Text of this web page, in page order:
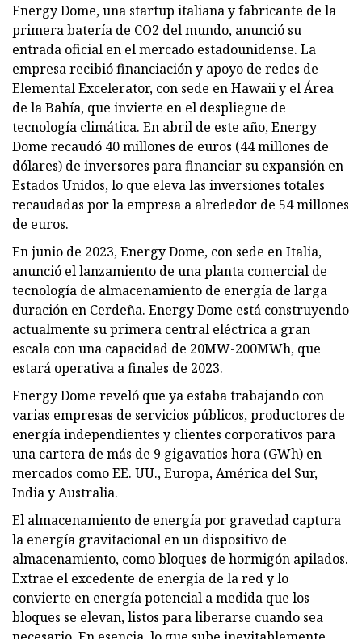
Energy Dome, una startup italiana y fabricante de la
primera batería de CO2 del mundo, anunció su
entrada oficial en el mercado estadounidense. La
empresa recibió financiación y apoyo de redes de
Elemental Excelerator, con sede en Hawaii y el Área
de la Bahía, que invierte en el despliegue de
tecnología climática. En abril de este año, Energy
Dome recaudó 40 millones de euros (44 millones de
dólares) de inversores para financiar su expansión en
Estados Unidos, lo que eleva las inversiones totales
recaudadas por la empresa a alrededor de 54 millones
de euros.
En junio de 2023, Energy Dome, con sede en Italia,
anunció el lanzamiento de una planta comercial de
tecnología de almacenamiento de energía de larga
duración en Cerdeña. Energy Dome está construyendo
actualmente su primera central eléctrica a gran
escala con una capacidad de 20MW-200MWh, que
estará operativa a finales de 2023.
Energy Dome reveló que ya estaba trabajando con
varias empresas de servicios públicos, productores de
energía independientes y clientes corporativos para
una cartera de más de 9 gigavatios hora (GWh) en
mercados como EE. UU., Europa, América del Sur,
India y Australia.
El almacenamiento de energía por gravedad captura
la energía gravitacional en un dispositivo de
almacenamiento, como bloques de hormigón apilados.
Extrae el excedente de energía de la red y lo
convierte en energía potencial a medida que los
bloques se elevan, listos para liberarse cuando sea